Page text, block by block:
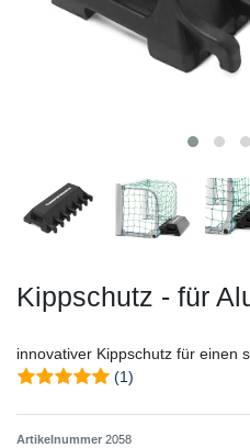
Kippschutz - für
innovativer Kippschutz für einen
(1)
Artikelnummer 2058